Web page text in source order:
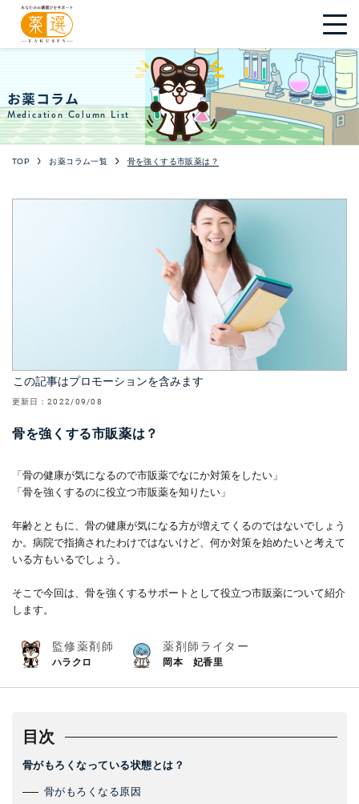
お薬コラム
Medication Column List
TOP お薬コラム一覧 骨を強くする市販薬は？
この記事はプロモーションを含みます
更新日： 2022/09/08
骨を強くする市販薬は？
「骨の健康が気になるので市販薬でなにか対策をしたい」
「骨を強くするのに役立つ市販薬を知りたい」
年齢とともに、骨の健康が気になる方が増えてくるのではないでしょう
か。病院で指摘されたわけではないけど、何か対策を始めたいと考えて
いる方もいるでしょう。
そこで今回は、骨を強くするサポートとして役立つ市販薬について紹介
します。
監修薬剤師
ハラクロ
薬剤師ライター
岡本 妃香里
目次
骨がもろくなっている状態とは？
骨がもろくなる原因